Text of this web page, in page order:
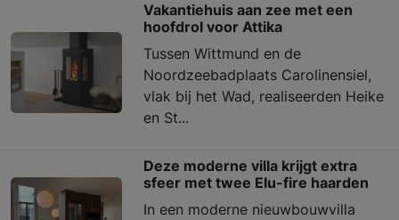
Vakantiehuis aan zee met een
hoofdrol voor Attika
Tussen Wittmund en de
Noordzeebadplaats Carolinensiel,
vlak bij het Wad, realiseerden Heike
en St...
Deze moderne villa krijgt extra
sfeer met twee Elu-fire haarden
In een moderne nieuwbouwvilla